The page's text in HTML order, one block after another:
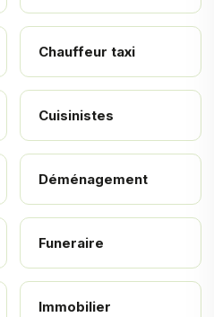
Chauffeur taxi
Cuisinistes
Déménagement
Funeraire
Immobilier